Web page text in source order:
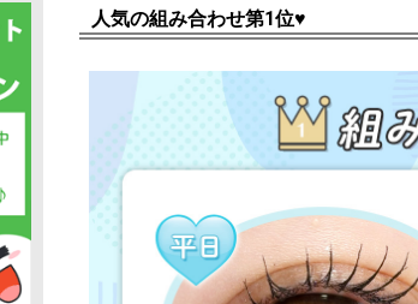
人気の組み合わせ第1位♥